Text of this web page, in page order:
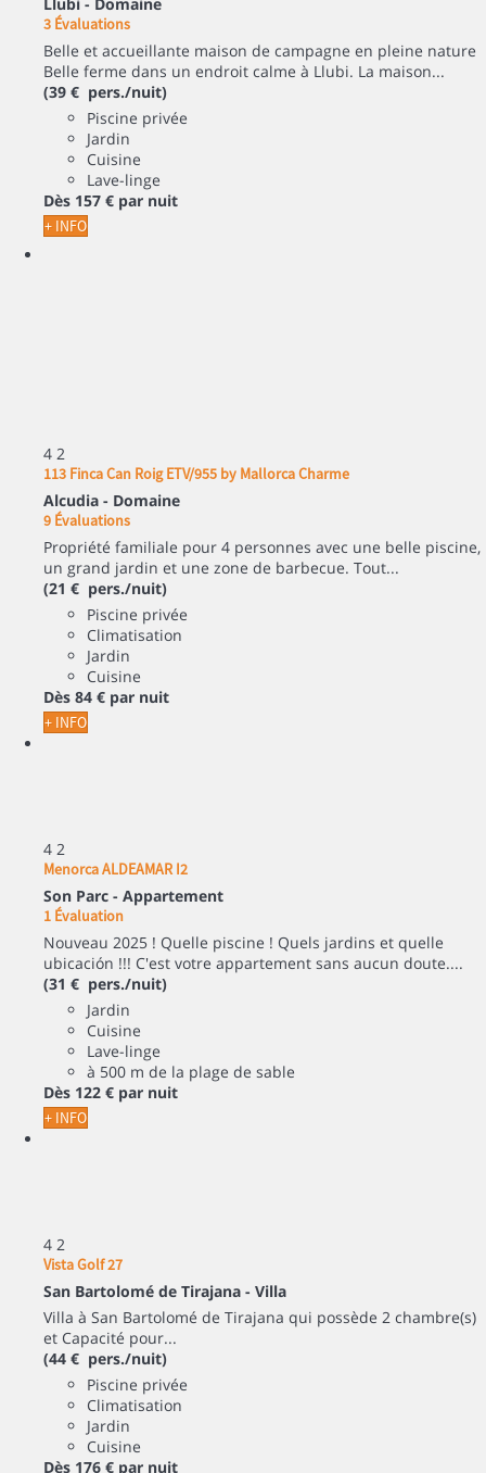
3 Évaluations
Belle et accueillante maison de campagne en pleine nature
Belle ferme dans un endroit calme à Llubi. La maison...
(39 € pers./nuit)
Piscine privée
Jardin
Cuisine
Lave-linge
Dès 157 € par nuit
+ INFO
4 2
113 Finca Can Roig ETV/955 by Mallorca Charme
Alcudia - Domaine
9 Évaluations
Propriété familiale pour 4 personnes avec une belle piscine,
un grand jardin et une zone de barbecue. Tout...
(21 € pers./nuit)
Piscine privée
Climatisation
Jardin
Cuisine
Dès 84 € par nuit
+ INFO
4 2
Menorca ALDEAMAR I2
Son Parc - Appartement
1 Évaluation
Nouveau 2025 ! Quelle piscine ! Quels jardins et quelle
ubicación !!! C'est votre appartement sans aucun doute....
(31 € pers./nuit)
Jardin
Cuisine
Lave-linge
à 500 m de la plage de sable
Dès 122 € par nuit
+ INFO
4 2
Vista Golf 27
San Bartolomé de Tirajana - Villa
Villa à San Bartolomé de Tirajana qui possède 2 chambre(s)
et Capacité pour...
(44 € pers./nuit)
Piscine privée
Climatisation
Jardin
Cuisine
Dès 176 € par nuit